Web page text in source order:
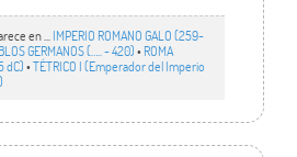
en ... IMPERIO ROMANO GALO (259-
GERMANOS (….. - 420)• ROMA
dC)•TÉTRICO I (Emperador del Imperio